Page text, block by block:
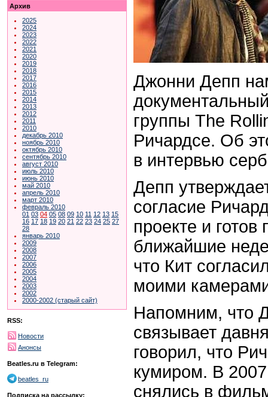
Архив
2025
2024
2023
2022
2021
2020
2019
2018
2017
2016
2015
2014
2013
2012
2011
2010
декабрь 2010
ноябрь 2010
октябрь 2010
сентябрь 2010
август 2010
июль 2010
июнь 2010
май 2010
апрель 2010
март 2010
февраль 2010
01 03 04 05 08 09 10 11 12 13 15
16 17 18 19 20 21 22 23 24 25 27
28
январь 2010
2009
2008
2007
2006
2005
2004
2003
2002
2000-2002 (старый сайт)
RSS:
Новости
Анонсы
Beatles.ru в Telegram:
beatles_ru
Подписка на рассылку:
Джонни Депп
группы The
Ричардсе. Об
в интервью
Депп
согласие
проекте и готов
ближайшие
что Кит
моими
Напомним, что
связывает
говорил, что
кумиром. В
снялись в